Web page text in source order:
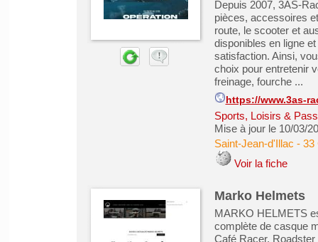
Depuis 2007, 3AS-
pièces, accessoires
route, le scooter et
disponibles en ligne
satisfaction. Ainsi,
choix pour entretenir
freinage, fourche ...
https://www.3as-
Sports, Loisirs &
Mise à jour le 10/03/
Saint-Jean-d'Illac - 33
Voir la fiche
Marko Helmets
MARKO HELMETS
complète de casque
Café Racer,